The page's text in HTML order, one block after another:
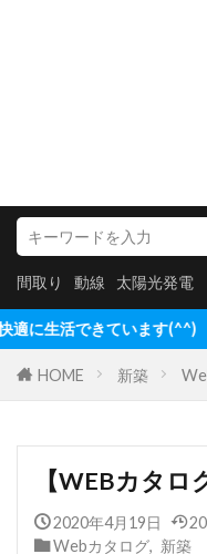
間取り 動線 太陽光発電
HOME 新築
【WEBカタロ
2020年4月19日
Webカタログ, 新築